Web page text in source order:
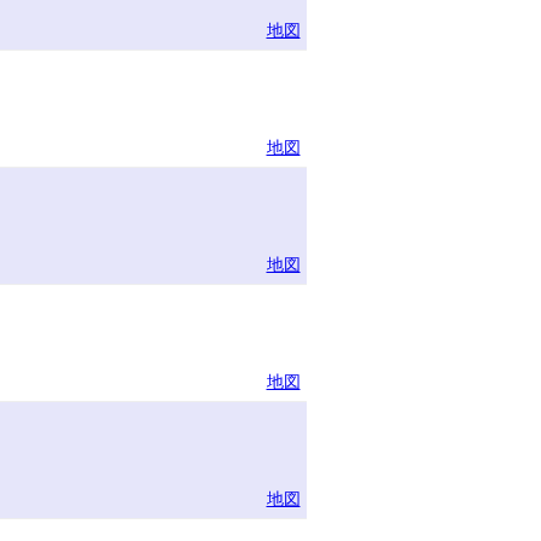
地図
地図
地図
地図
地図